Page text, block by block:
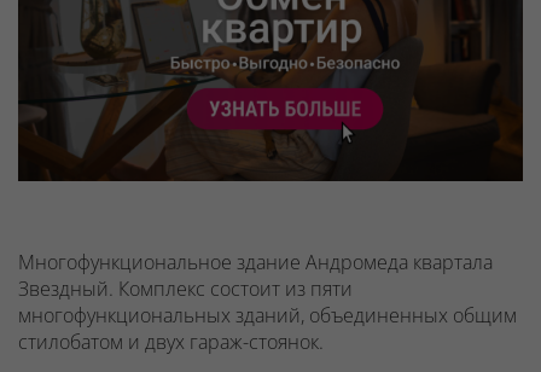
Многофункциональное здание Андромеда квартала
Звездный. Комплекс состоит из пяти
многофункциональных зданий, объединенных общим
стилобатом и двух гараж-стоянок.